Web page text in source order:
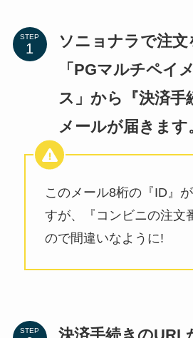
STEP
ソニョナラで注文
「PGマルチペイ
ス」から『決済手
メールが届きます
このメール8桁の『ID』
すが、『コンビニの注文
ので間違いなように!
STEP